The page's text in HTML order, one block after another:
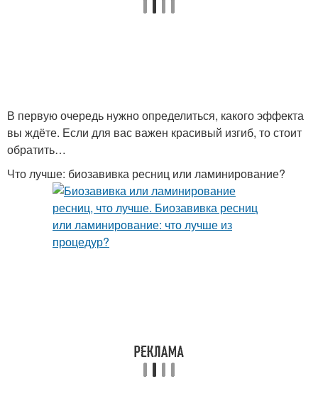
В первую очередь нужно определиться, какого эффекта
вы ждёте. Если для вас важен красивый изгиб, то стоит
обратить…
Что лучше: биозавивка ресниц или ламинирование?